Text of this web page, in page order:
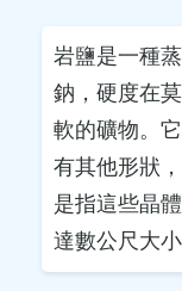
岩鹽是一種
鈉，硬度在
軟的礦物。
有其他形狀
是指這些晶
達數公尺大小